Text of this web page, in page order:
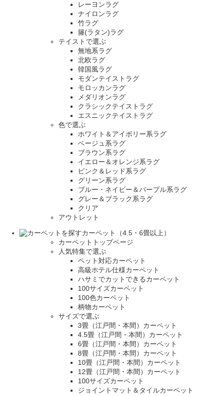
レーヨンラグ
ナイロンラグ
竹ラグ
籐(ラタン)ラグ
テイストで選ぶ
無地系ラグ
北欧ラグ
韓国風ラグ
モダンテイストラグ
モロッカンラグ
メダリオンラグ
クラシックテイストラグ
エスニックテイストラグ
色で選ぶ
ホワイト＆アイボリー系ラグ
ベージュ系ラグ
ブラウン系ラグ
イエロー＆オレンジ系ラグ
ピンク＆レッド系ラグ
グリーン系ラグ
ブルー・ネイビー＆パープル系ラグ
グレー＆ブラック系ラグ
クリア
アウトレット
カーペット（4.5・6畳以上）
カーペットトップページ
人気特集で選ぶ
ペット対応カーペット
高級ホテル仕様カーペット
ハサミでカットできるカーペット
100サイズカーペット
100色カーペット
柄物カーペット
サイズで選ぶ
3畳（江戸間・本間）カーペット
4.5畳（江戸間・本間）カーペット
6畳（江戸間・本間）カーペット
8畳（江戸間・本間）カーペット
10畳（江戸間・本間）カーペット
12畳（江戸間・本間）カーペット
100サイズカーペット
ジョイントマット＆タイルカーペット